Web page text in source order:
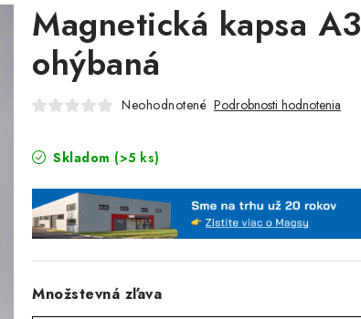
Magnetická kapsa A3
ohýbaná
Neohodnotené Podrobnosti hodnotenia
Skladom (>5 ks)
Množstevná zľava